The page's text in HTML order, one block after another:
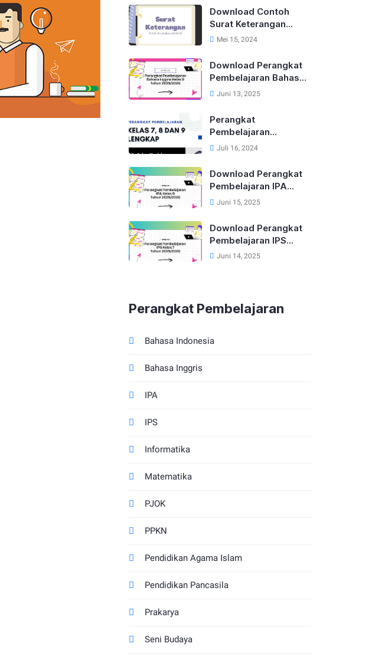
2025/2026 (Semua
Mapel)
Download Contoh
Surat Keterangan
Tidak Diterbitkan
Mei 15, 2024
Download Perangkat
Pembelajaran Bahasa
Inggris Lengkap Untuk
2025/2026
Juni 13, 2025
Perangkat
Pembelajaran
Kurikulum Merdeka
2024
Juli 16, 2024
Download Perangkat
Pembelajaran IPA
Kelas 9 Kurikulum
2025/2026
Juni 15, 2025
Download Perangkat
Pembelajaran IPS
Kelas 7 Kurikulum
Juni 14, 2025
Perangkat Pembelajaran
Bahasa Indonesia
Bahasa Inggris
IPA
IPS
Informatika
Matematika
PJOK
PPKN
Pendidikan Agama Islam
Pendidikan Pancasila
Prakarya
Seni Budaya